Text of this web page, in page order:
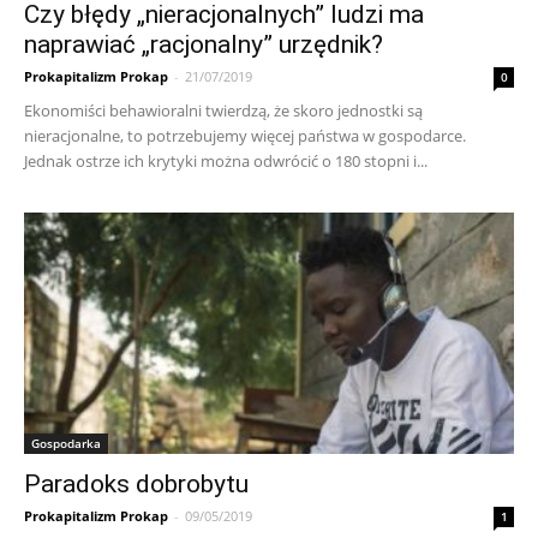
Czy błędy „nieracjonalnych” ludzi ma
naprawiać „racjonalny” urzędnik?
Prokapitalizm Prokap - 21/07/2019 0
Ekonomiści behawioralni twierdzą, że skoro jednostki są
nieracjonalne, to potrzebujemy więcej państwa w gospodarce.
Jednak ostrze ich krytyki można odwrócić o 180 stopni i...
Gospodarka
Paradoks dobrobytu
Prokapitalizm Prokap - 09/05/2019 1